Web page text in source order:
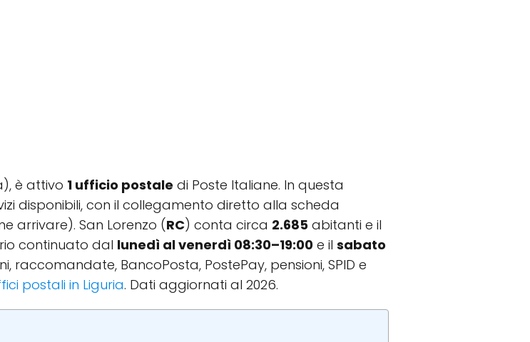
è attivo 1 ufficio postale di Poste Italiane. In questa
disponibili, con il collegamento diretto alla scheda
arrivare). San Lorenzo (RC) conta circa 2.685 abitanti e il
continuato dal lunedì al venerdì 08:30–19:00 e il sabato
raccomandate, BancoPosta, PostePay, pensioni, SPID e
postali in Liguria. Dati aggiornati al 2026.